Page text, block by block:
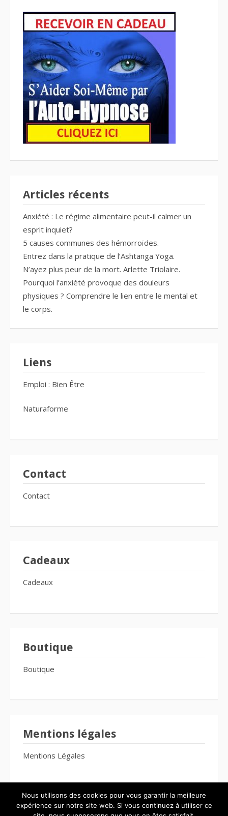
Articles récents
Anxiété : Le régime alimentaire peut-il calmer un
esprit inquiet?
5 causes communes des hémorroïdes.
Entrez dans la pratique de l’Ashtanga Yoga.
N’ayez plus peur de la mort. Arlette Triolaire.
Pourquoi l’anxiété provoque des douleurs
physiques ? Comprendre le lien entre le mental et
le corps.
Liens
Emploi : Bien Être
Naturaforme
Contact
Contact
Cadeaux
Cadeaux
Boutique
Boutique
Mentions légales
Mentions Légales
Nous utilisons des cookies pour vous garantir la meilleure
expérience sur notre site web. Si vous continuez à utiliser ce